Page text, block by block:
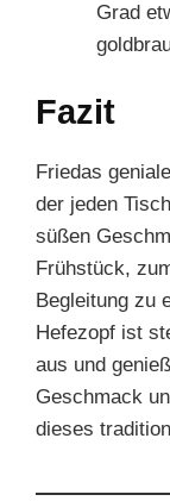
Grad
Fazit
Friedas
der jeden
süßen
Frühstück,
Begleitung zu
Hefezopf ist
aus und
Geschmack
dieses